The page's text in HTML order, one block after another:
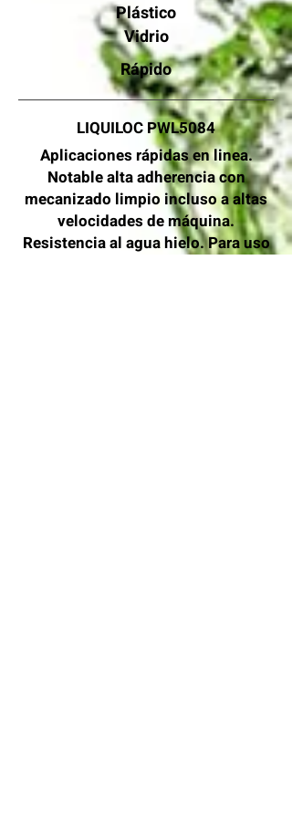
Plástico
Vidrio
Rápido
LIQUILOC PWL5084
Aplicaciones rápidasen linea.
Notable alta adherencia con
mecanizado limpio incluso a altas
velocidades de máquina.
Resistencia al agua hielo. Para uso